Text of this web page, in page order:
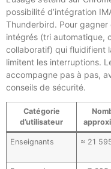
possibilité d’intégration
Thunderbird. Pour
intégrés (tri automatique,
collaboratif) qui fluidifient
limitent les interruptions.
accompagne pas à pas,
conseils de sécurité.
Catégorie
d’utilisateur
Enseignants ≈ 21